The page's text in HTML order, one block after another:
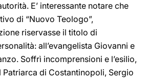
E’ interessante notare che
di “Nuovo Teologo”,
riservasse il titolo di
all’evangelista Giovanni e
Soffrì incomprensioni e l’esilio,
di Costantinopoli, Sergio